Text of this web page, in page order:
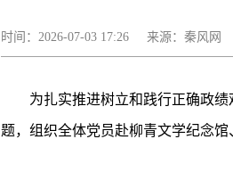
时间：2026-07-03 17:26 来源：秦风网
为扎实推进树立和践行正确政
题，组织全体党员赴柳青文学纪念馆